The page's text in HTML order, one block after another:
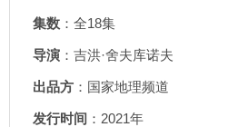
集数 ：全18集
导演 ：吉洪·舍夫库诺夫
出品方 ：国家地理频道
发行时间 ：2021年